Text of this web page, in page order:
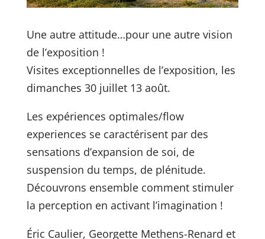
Une autre attitude…pour une autre vision
de l’exposition !
Visites exceptionnelles de l’exposition, les
dimanches 30 juillet 13 août.
Les expériences optimales/flow
experiences se caractérisent par des
sensations d’expansion de soi, de
suspension du temps, de plénitude.
Découvrons ensemble comment stimuler
la perception en activant l’imagination !
Éric Caulier, Georgette Methens-Renard et